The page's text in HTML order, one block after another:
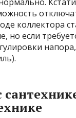
коллектора
но если